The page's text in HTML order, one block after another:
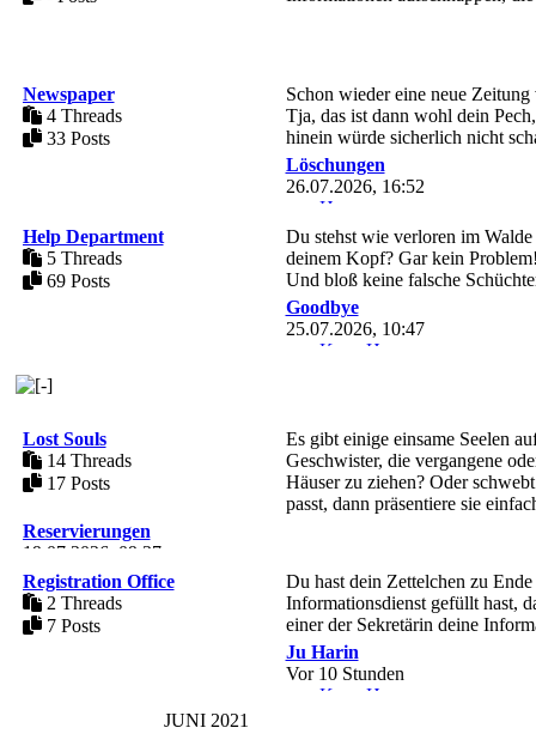
Newspaper
4 Threads
33 Posts
Schon wieder eine neue
Tja, das ist dann wohl dein
hinein würde sicherlich nicht
Löschungen
26.07.2026, 16:52
Heaven
Help Department
5 Threads
69 Posts
Du stehst wie verloren im
deinem Kopf? Gar kein
Und bloß keine falsche
Goodbye
25.07.2026, 10:47
Kang Hyunggu
Lost Souls
14 Threads
17 Posts
Es gibt einige einsame Seelen
Geschwister, die vergangene
Häuser zu ziehen? Oder
passt, dann präsentiere sie
Reservierungen
19.07.2026, 09:37
vonKim Jisoo
Registration Office
2 Threads
7 Posts
Du hast dein Zettelchen zu
Informationsdienst gefüllt hast,
einer der Sekretärin deine
Ju Harin
Vor 10 Stunden
Kang Hyunggu
JUNI 2021